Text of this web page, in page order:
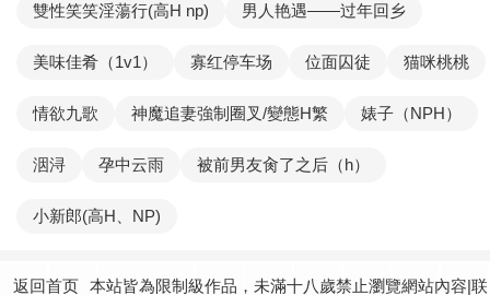
雙性笑笑淫蕩行(高H np) 男人艳遇——过年回乡
美味佳肴（1v1） 寡红停车场 位面囚徒 猫咪桃桃
情欲九歌 神魔追妻強制圈叉/變態H繁 婊子（NPH）
洇浔 孕中云雨 被前男友肏了之后（h）
小新郎(高H、NP)
返回首页 本站皆為限制級作品，未滿十八歲禁止瀏覽網站內容|联